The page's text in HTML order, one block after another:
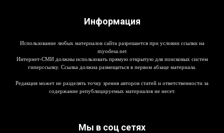
Информация
Использование любых материалов сайта разрешается при условии ссылки на
myodesa.net
Интернет-СМИ должны использовать прямую открытую для поисковых систем
гиперссылку. Ссылка должна размещаться в первом абзаце материала.
Редакция может не разделять точку зрения авторов статей и ответственности за
содержание републицируемых материалов не несет.
Мы в соц сетях